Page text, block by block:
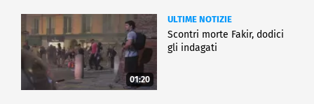
01:20
ULTIME NOTIZIE
Scontri morte Fakir, dodici
gli indagati